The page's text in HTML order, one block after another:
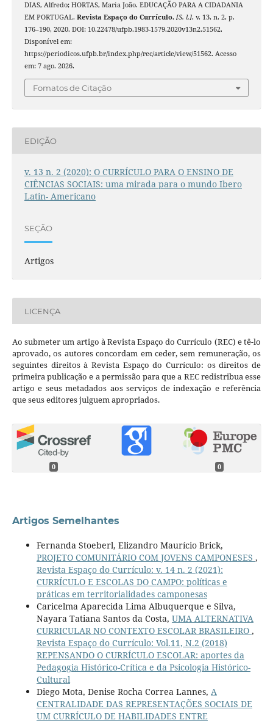
DIAS, Alfredo; HORTAS, Maria João. EDUCAÇÃO PARA A CIDADANIA
EM PORTUGAL. Revista Espaço do Currículo, [S. l.], v. 13, n. 2, p.
176–190, 2020. DOI: 10.22478/ufpb.1983-1579.2020v13n2.51562.
Disponível em:
https://periodicos.ufpb.br/index.php/rec/article/view/51562. Acesso
em: 7 ago. 2026.
Fomatos de Citação
EDIÇÃO
v. 13 n. 2 (2020): O CURRÍCULO PARA O ENSINO DE
CIÊNCIAS SOCIAIS: uma mirada para o mundo Ibero
Latin- Americano
SEÇÃO
Artigos
LICENÇA
Ao submeter um artigo à Revista Espaço do Currículo (REC) e tê-lo
aprovado, os autores concordam em ceder, sem remuneração, os
seguintes direitos à Revista Espaço do Currículo: os direitos de
primeira publicação e a permissão para que a REC redistribua esse
artigo e seus metadados aos serviços de indexação e referência
que seus editores julguem apropriados.
0 0
Artigos Semelhantes
Fernanda Stoeberl, Elizandro Maurício Brick,
PROJETO COMUNITÁRIO COM JOVENS CAMPONESES ,
Revista Espaço do Currículo: v. 14 n. 2 (2021):
CURRÍCULO E ESCOLAS DO CAMPO: políticas e
práticas em territorialidades camponesas
Caricelma Aparecida Lima Albuquerque e Silva,
Nayara Tatiana Santos da Costa, UMA ALTERNATIVA
CURRICULAR NO CONTEXTO ESCOLAR BRASILEIRO ,
Revista Espaço do Currículo: Vol.11, N.2 (2018)
REPENSANDO O CURRÍCULO ESCOLAR: aportes da
Pedagogia Histórico-Crítica e da Psicologia Histórico-
Cultural
Diego Mota, Denise Rocha Correa Lannes, A
CENTRALIDADE DAS REPRESENTAÇÕES SOCIAIS DE
UM CURRÍCULO DE HABILIDADES ENTRE